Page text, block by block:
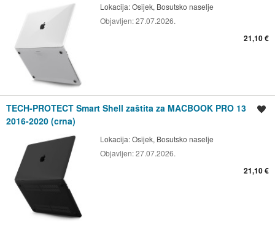
Lokacija:Osijek, Bosutsko naselje
Objavljen:27.07.2026.
21,10 €
TECH-PROTECT Smart Shell zaštita za MACBOOK PRO 13
2016-2020 (crna)
Lokacija:Osijek, Bosutsko naselje
Objavljen:27.07.2026.
21,10 €